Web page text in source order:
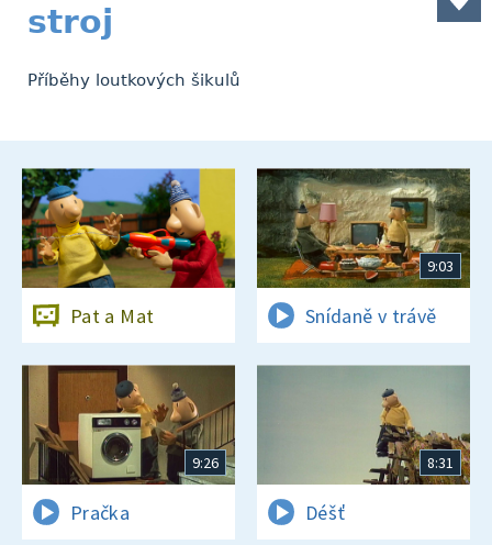
stroj
Příběhy loutkových šikulů
Pat a Mat
9:03
Snídaně v trávě
9:26
Pračka
8:31
Déšť